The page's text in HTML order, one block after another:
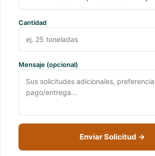
Cantidad
Mensaje (opcional)
Enviar Solicitud →